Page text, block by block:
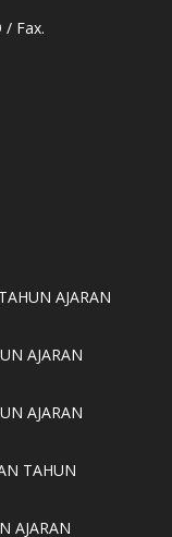
/ Fax.
AJARAN
AJARAN
AJARAN
TAHUN
AJARAN